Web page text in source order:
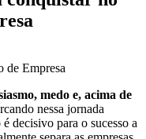
medo e, acima de
nessa jornada
decisivo para o sucesso a